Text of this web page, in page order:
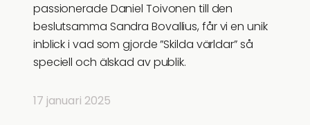
passionerade Daniel Toivonen till den
beslutsamma Sandra Bovallius, får vi en unik
inblick i vad som gjorde ”Skilda världar” så
speciell och älskad av publik.
17 januari 2025